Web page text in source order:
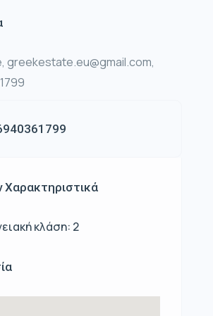
greekestate.eu@gmail.com,
Χαρακτηριστικά
κλάση: 2